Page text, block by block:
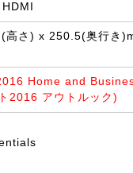
さ) x 250.5(奥行き
Home and
2016 アウトルック)